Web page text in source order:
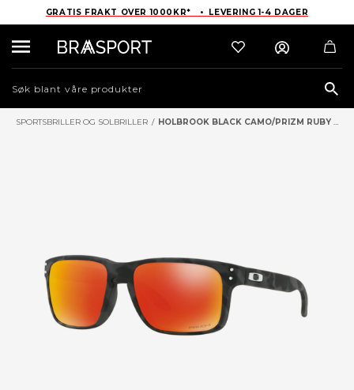
GRATIS FRAKT OVER 1000KR* • LEVERING 1-4 DAGER
SPORTSBRILLER OG SOLBRILLER / HOLBROOK BLACK CAMO/PRIZM RUBY SOLBRILLER